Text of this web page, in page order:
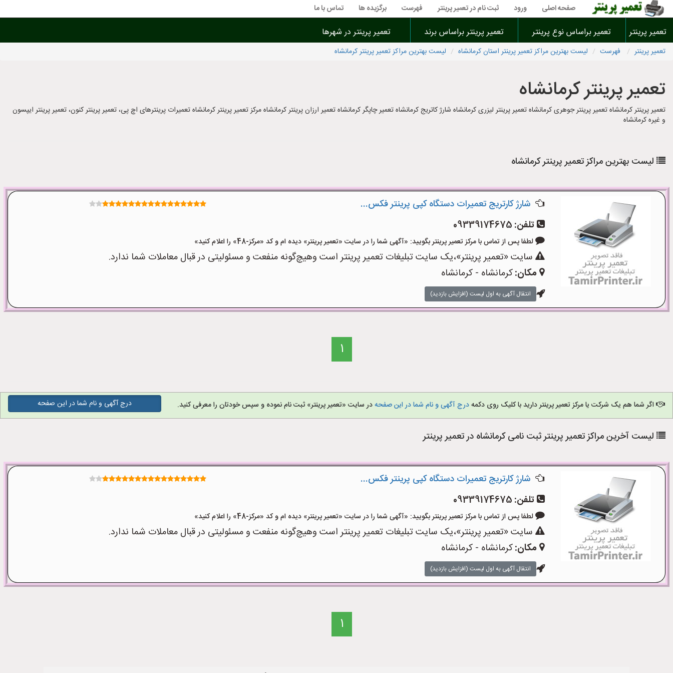
صفحه اصلی ورود ثبت نام در تعمیر پرینتر فهرست برگزیده ها تماس با ما
تعمیر پرینتر تعمیر براساس نوع پرینتر تعمیر پرینتر براساس برند تعمیر پرینتر در شهرها
تعمیر پرینتر فهرست لیست بهترین مراکز تعمیر پرینتر استان کرمانشاه لیست بهترین مراکز تعمیر پرینتر کرمانشاه
تعمیر پرینتر کرمانشاه
تعمیر پرینتر کرمانشاه تعمیر پرینتر جوهری کرمانشاه تعمیر پرینتر لیزری کرمانشاه شارژ کاتریج کرمانشاه تعمیر چاپگر کرمانشاه تعمیر ارزان پرینتر کرمانشاه مرکز تعمیر پرینتر کرمانشاه تعمیرات پرینترهای اچ پی، تعمیر پرینتر کنون، تعمیر پرینتر ایپسون
و غیره کرمانشاه
لیست بهترین مراکز تعمیر پرینتر کرمانشاه
شارژ کارتریج تعمیرات دستگاه کپی پرینتر فکس...
تلفن: 09339174675
لطفا پس از تماس با مرکز تعمیر پرینتر بگویید: «آگهی شما را در سایت «تعمیر پرینتر» دیده ام و کد «مرکز-48» را اعلام کنید»
سایت «تعمیر پرینتر»،یک سایت تبلیغات تعمیر پرینتر است وهیچ‌گونه منفعت و مسئولیتی در قبال معاملات شما ندارد.
مکان:کرمانشاه - کرمانشاه
انتقال آگهی به اول لیست (افزایش بازدید)
1
اگر شما هم یک شرکت یا مرکز تعمیر پرینتر دارید با کلیک روی دکمهدرج آگهی و نام شما در این صفحهدر سایت «تعمیر پرینتر» ثبت نام نموده و سپس خودتان را معرفی کنید. درج آگهی و نام شما در این صفحه
لیست آخرین مراکز تعمیر پرینتر ثبت نامی کرمانشاه در تعمیر پرینتر
شارژ کارتریج تعمیرات دستگاه کپی پرینتر فکس...
تلفن: 09339174675
لطفا پس از تماس با مرکز تعمیر پرینتر بگویید: «آگهی شما را در سایت «تعمیر پرینتر» دیده ام و کد «مرکز-48» را اعلام کنید»
سایت «تعمیر پرینتر»،یک سایت تبلیغات تعمیر پرینتر است وهیچ‌گونه منفعت و مسئولیتی در قبال معاملات شما ندارد.
مکان:کرمانشاه - کرمانشاه
انتقال آگهی به اول لیست (افزایش بازدید)
1